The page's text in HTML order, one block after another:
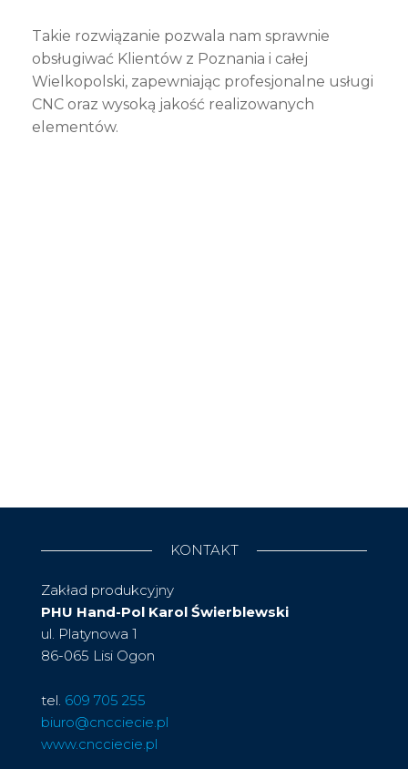
Takie rozwiązanie pozwala nam sprawnie
obsługiwać Klientów z Poznania i całej
Wielkopolski, zapewniając profesjonalne usługi
CNC oraz wysoką jakość realizowanych
elementów.
KONTAKT
Zakład produkcyjny
PHU Hand-Pol Karol Świerblewski
ul. Platynowa 1
86-065 Lisi Ogon
tel. 609 705 255
biuro@cncciecie.pl
www.cncciecie.pl